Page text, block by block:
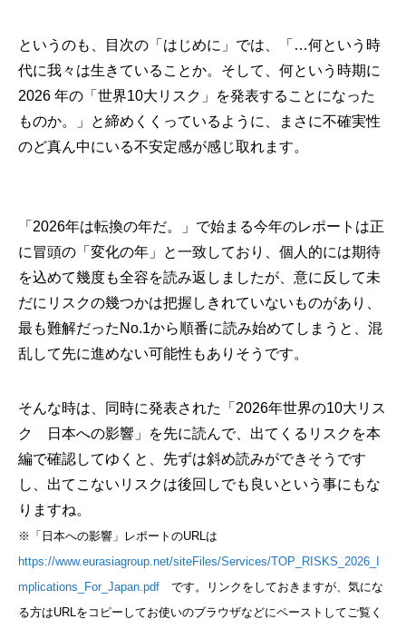
というのも、目次の「はじめに」では、「…何という時
代に我々は生きていることか。そして、何という時期に
2026 年の「世界10大リスク」を発表することになった
ものか。」と締めくくっているように、まさに不確実性
のど真ん中にいる不安定感が感じ取れます。
「2026年は転換の年だ。」で始まる今年のレポートは正
に冒頭の「変化の年」と一致しており、個人的には期待
を込めて幾度も全容を読み返しましたが、意に反して未
だにリスクの幾つかは把握しきれていないものがあり、
最も難解だったNo.1から順番に読み始めてしまうと、混
乱して先に進めない可能性もありそうです。
そんな時は、同時に発表された「2026年世界の10大リス
ク 日本への影響」を先に読んで、出てくるリスクを本
編で確認してゆくと、先ずは斜め読みができそうです
し、出てこないリスクは後回しでも良いという事にもな
りますね。
※「日本への影響」レポートのURLは
https://www.eurasiagroup.net/siteFiles/Services/TOP_RISKS_2026_I
mplications_For_Japan.pdf です。リンクをしておきますが、気にな
る方はURLをコピーしてお使いのブラウザなどにペーストしてご覧く